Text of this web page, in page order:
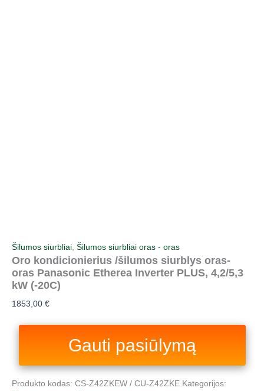
Šilumos siurbliai, Šilumos siurbliai oras - oras
Oro kondicionierius /šilumos siurblys oras-
oras Panasonic Etherea Inverter PLUS, 4,2/5,3
kW (-20С)
1853,00 €
Gauti pasiūlymą
Produkto kodas: CS‑Z42ZKEW / CU‑Z42ZKE Kategorijos: